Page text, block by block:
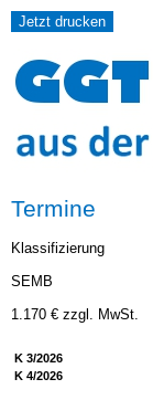
Termine
Klassifizierung
SEMB
1.170 € zzgl. MwSt.
K 3/2026
K 4/2026